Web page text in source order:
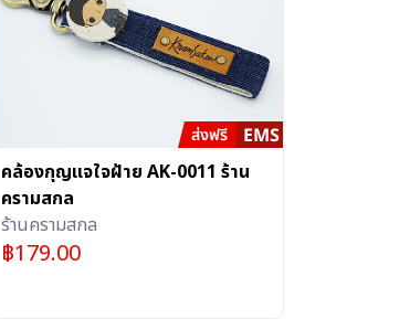
คล้องกุญแจใจฝ้าย AK-0011 ร้าน
ครามสกล
ร้านครามสกล
฿179.00